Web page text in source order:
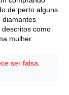
de perto alguns
como
mulher.
ser falsa.